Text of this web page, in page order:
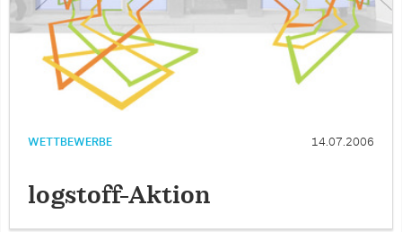
WETTBEWERBE 14.07.2006
logstoff-Aktion